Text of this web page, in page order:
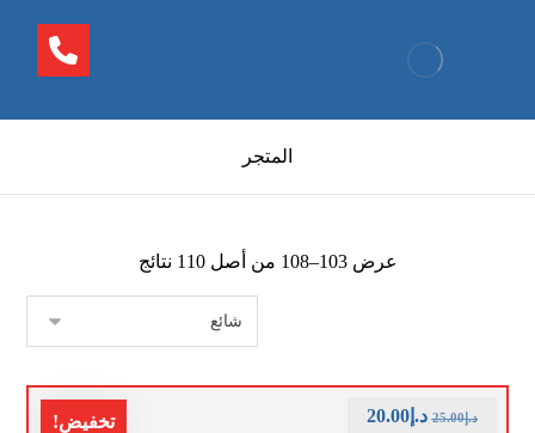
المتجر
عرض 103–108 من أصل 110 نتائج
تخفيض! د.إ25.00 د.إ20.00